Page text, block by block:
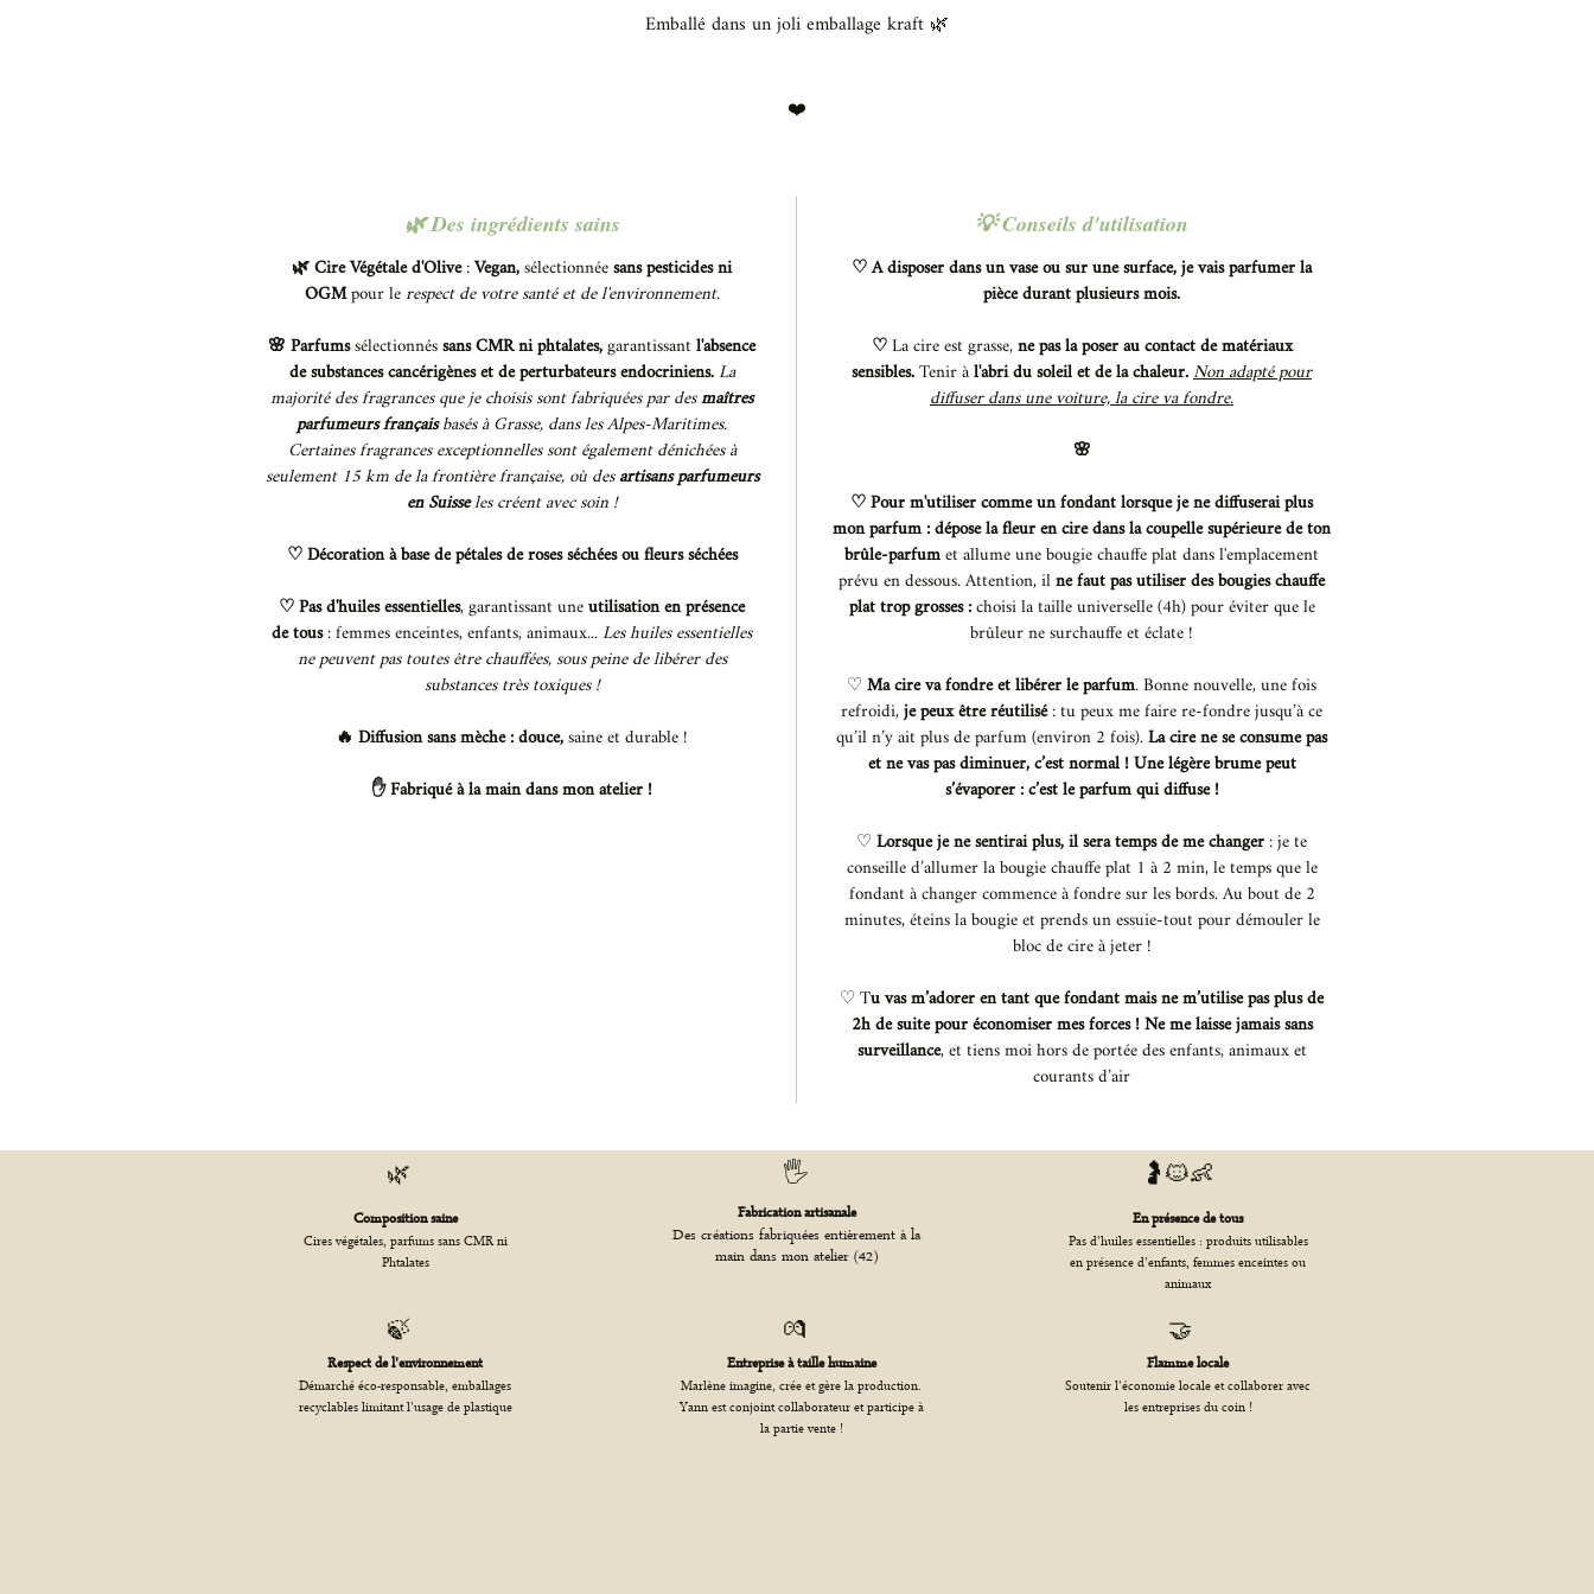
Emballé dans un joli emballage kraft 🌿
❤️
🌿 Des ingrédients sains
🌿 Cire Végétale d'Olive:Vegan,sélectionnéesans pesticides ni
OGMpour lerespect de votre santé et de l'environnement.
🌸 Parfumssélectionnéssans CMR ni phtalates,garantissantl'absence
de substances cancérigènes et de perturbateurs endocriniens.La
majorité des fragrances que je choisis sont fabriquées par desmaîtres
parfumeurs françaisbasés à Grasse, dans les Alpes-Maritimes.
Certaines fragrances exceptionnelles sont également dénichées à
seulement 15 km de la frontière française, où desartisans parfumeurs
en Suisseles créent avec soin !
♡ Décoration à base de pétales de roses séchées ou fleurs séchées
♡ Pas d'huiles essentielles, garantissant uneutilisation en présence
de tous: femmes enceintes, enfants, animaux...Les huiles essentielles
ne peuvent pas toutes être chauffées, sous peine de libérer des
substances très toxiques !
🔥 Diffusion sans mèche : douce,saine et durable !
✋️ Fabriqué à la main dans mon atelier !
💡 Conseils d'utilisation
♡ A disposer dans un vase ou sur une surface, je vais parfumer la
pièce durant plusieurs mois.
♡La cire est grasse,ne pas la poser au contact de matériaux
sensibles.Tenir àl'abri du soleil et de la chaleur.Non adapté pour
diffuser dans une voiture, la cire va fondre.
🌸
♡ Pour m'utiliser comme un fondant lorsque je ne diffuserai plus
mon parfum : dépose la fleur en cire dans la coupelle supérieure de ton
brûle-parfumet allume une bougie chauffe plat dans l'emplacement
prévu en dessous. Attention, ilne faut pas utiliser des bougies chauffe
plat trop grosses :choisi la taille universelle (4h) pour éviter que le
brûleur ne surchauffe et éclate !
♡Ma cire va fondre et libérer le parfum. Bonne nouvelle, une fois
refroidi,je peux être réutilisé: tu peux me faire re-fondre jusqu’à ce
qu’il n’y ait plus de parfum (environ 2 fois).La cire ne se consume pas
et ne vas pas diminuer, c’est normal ! Une légère brume peut
s’évaporer : c’est le parfum qui diffuse !
♡Lorsque je ne sentirai plus, il sera temps de me changer: je te
conseille d’allumer la bougie chauffe plat 1 à 2 min, le temps que le
fondant à changer commence à fondre sur les bords. Au bout de 2
minutes, éteins la bougie et prends un essuie-tout pour démouler le
bloc de cire à jeter !
♡ Tu vas m’adorer en tant que fondant mais ne m’utilise pas plus de
2h de suite pour économiser mes forces !Ne me laisse jamais sans
surveillance, et tiens moi hors de portée des enfants, animaux et
courants d’air
🌿 🖐️ 🤰🐱👶
Composition saine
Cires végétales, parfums sans CMR ni
Phtalates
Fabrication artisanale
Des créations fabriquées entièrement à la
main dans mon atelier (42)
En présence de tous
Pas d'huiles essentielles : produits utilisables
en présence d'enfants, femmes enceintes ou
animaux
🍃 💏 🤝
Respect de l'environnement
Démarché éco-responsable, emballages
recyclables limitant l'usage de plastique
Entreprise à taille humaine
Marlène imagine, crée et gère la production.
Yann est conjoint collaborateur et participe à
la partie vente !
Flamme locale
Soutenir l'économie locale et collaborer avec
les entreprises du coin !